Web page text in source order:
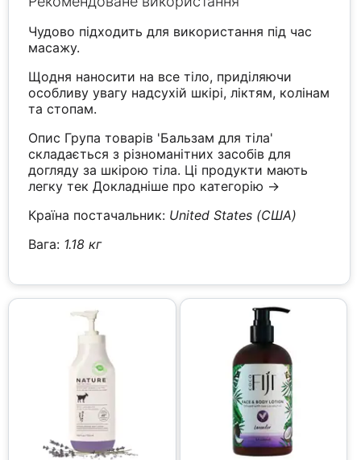
Чудово підходить для використання під час
масажу.
Щодня наносити на все тіло, приділяючи
особливу увагу надсухій шкірі, ліктям, колінам
та стопам.
Опис Група товарів 'Бальзам для тіла'
складається з різноманітних засобів для
догляду за шкірою тіла. Ці продукти мають
легку текДокладніше про категорію →
Країна постачальник: United States (США)
Вага: 1.18 кг